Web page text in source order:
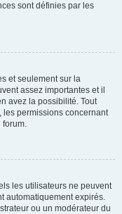
sont définies par les
et seulement sur la
assez importantes et il
avez la possibilité. Tout
permissions concernant
forum.
les utilisateurs ne peuvent
automatiquement expirés.
ou un modérateur du